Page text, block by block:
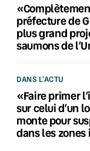
préfecture de
plus grand
saumons de
DANS L'ACTU
«Faire primer
sur celui d’un
monte pour
dans les